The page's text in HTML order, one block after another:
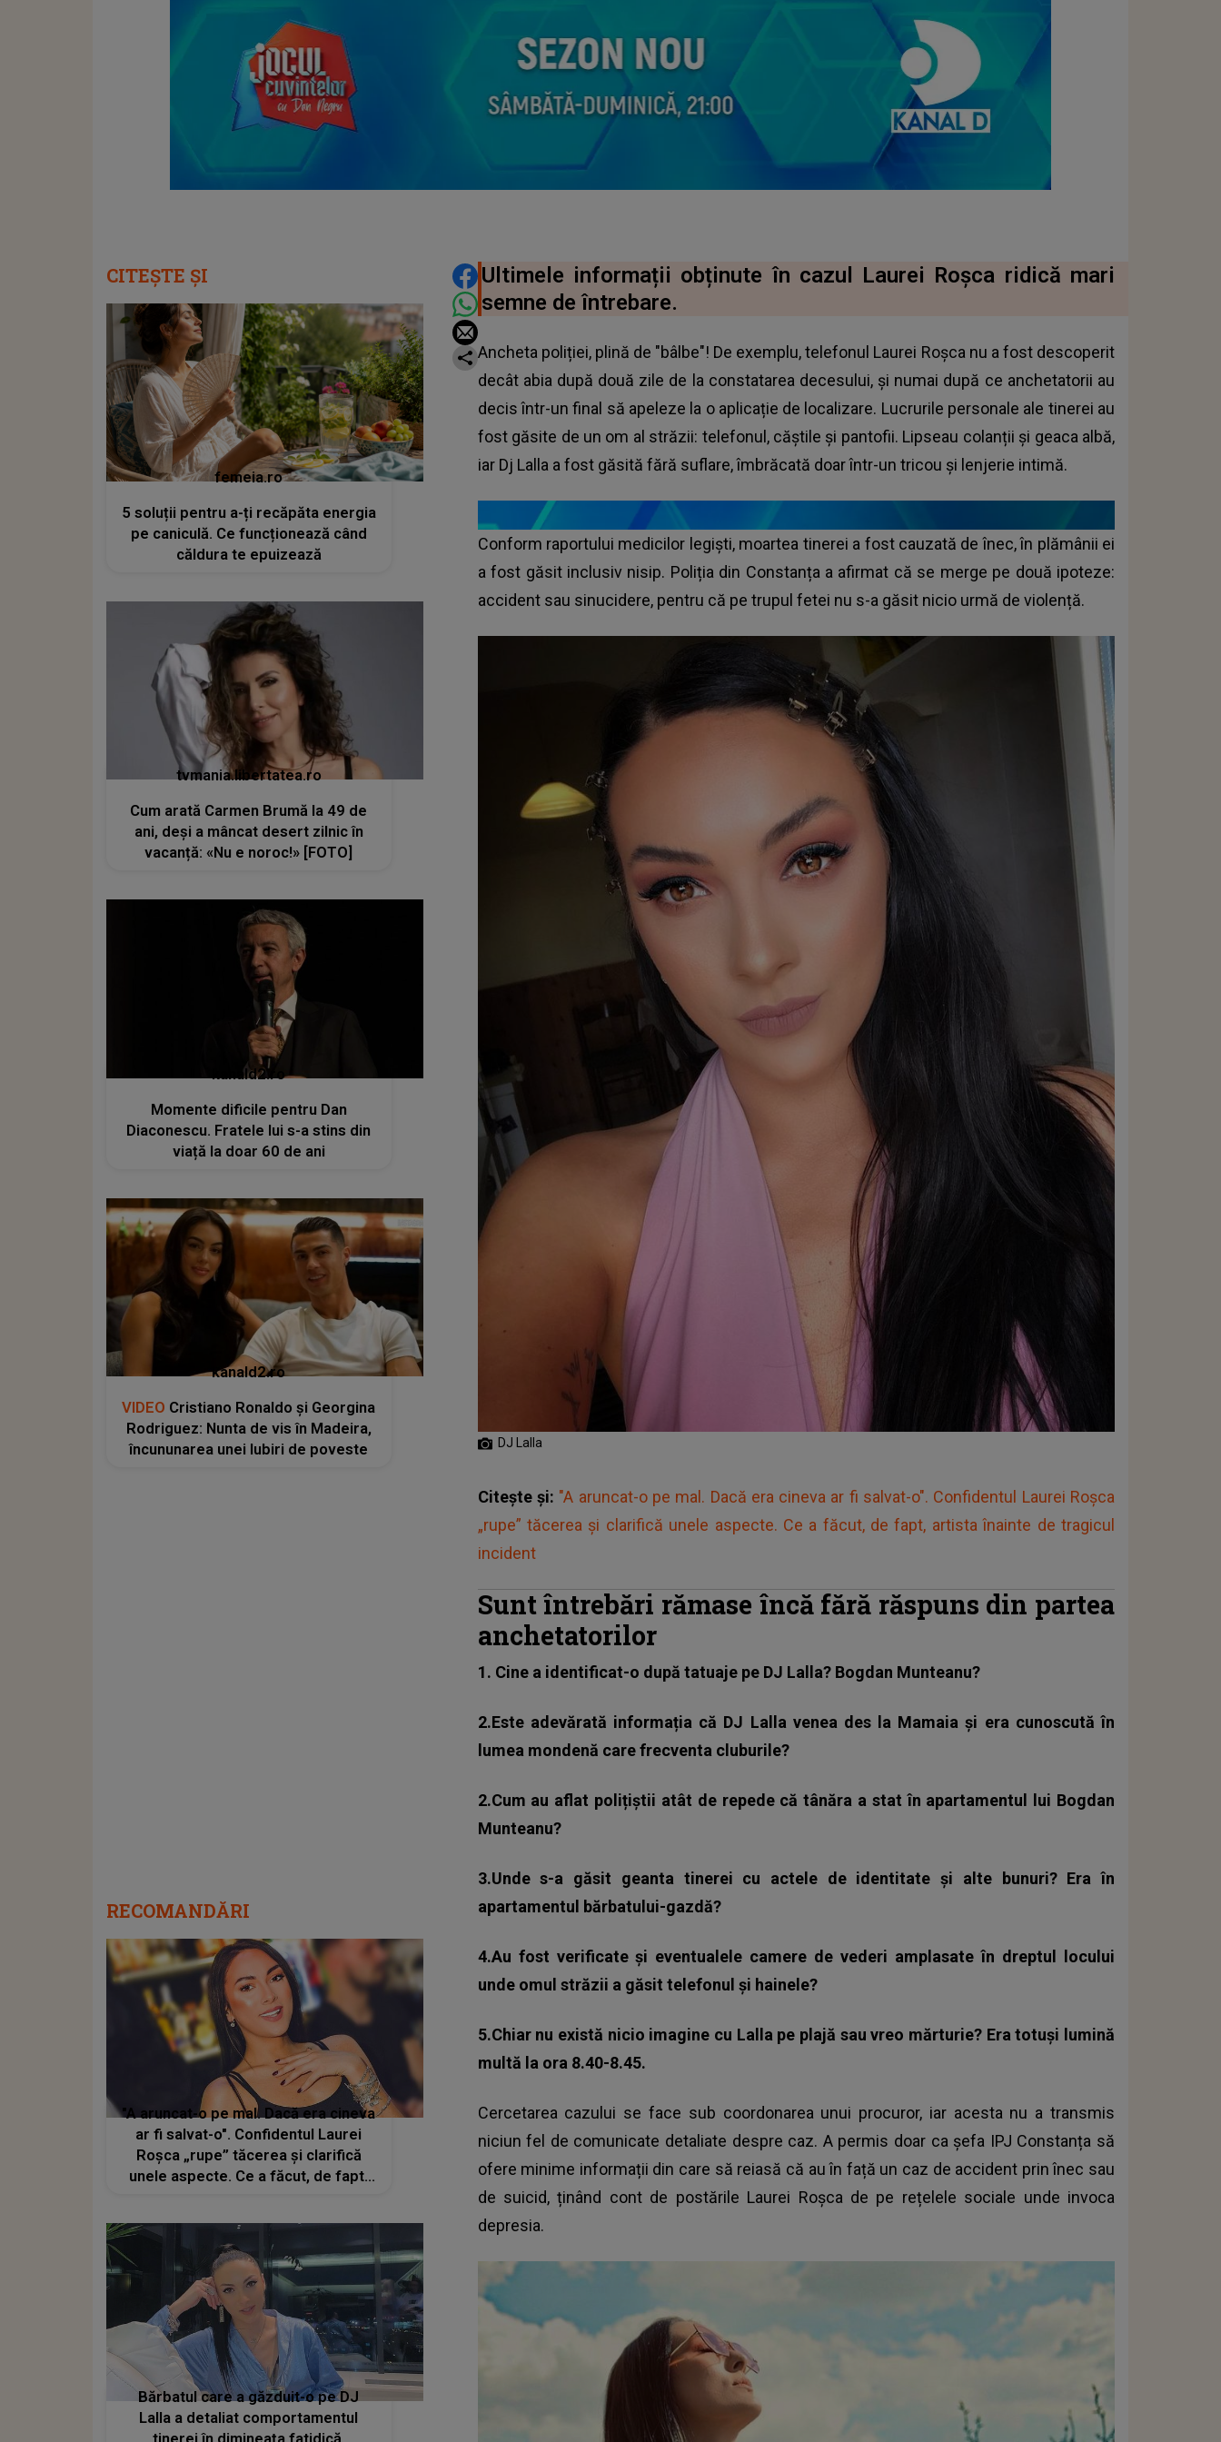
DISTRIBUIE ARTICOLUL
Ultimele informații obținute în cazul Laurei Roșca ridică mari
semne de întrebare.
Ancheta poliției, plină de "bâlbe"! De exemplu, telefonul Laurei Roșca nu a fost descoperit
decât abia după două zile de la constatarea decesului, și numai după ce anchetatorii au
decis într-un final să apeleze la o aplicație de localizare. Lucrurile personale ale tinerei au
fost găsite de un om al străzii: telefonul, căștile și pantofii. Lipseau colanții și geaca albă,
iar Dj Lalla a fost găsită fără suflare, îmbrăcată doar într-un tricou și lenjerie intimă.
Conform raportului medicilor legiști, moartea tinerei a fost cauzată de înec, în plămânii ei
a fost găsit inclusiv nisip. Poliția din Constanța a afirmat că se merge pe două ipoteze:
accident sau sinucidere, pentru că pe trupul fetei nu s-a găsit nicio urmă de violență.
DJ Lalla
Citește și: "A aruncat-o pe mal. Dacă era cineva ar fi salvat-o". Confidentul Laurei Roșca
„rupe” tăcerea și clarifică unele aspecte. Ce a făcut, de fapt, artista înainte de tragicul
incident
Sunt întrebări rămase încă fără răspuns din partea
anchetatorilor
1. Cine a identificat-o după tatuaje pe DJ Lalla? Bogdan Munteanu?
2.Este adevărată informația că DJ Lalla venea des la Mamaia și era cunoscută în
lumea mondenă care frecventa cluburile?
2.Cum au aflat polițiștii atât de repede că tânăra a stat în apartamentul lui Bogdan
Munteanu?
3.Unde s-a găsit geanta tinerei cu actele de identitate și alte bunuri? Era în
apartamentul bărbatului-gazdă?
4.Au fost verificate și eventualele camere de vederi amplasate în dreptul locului
unde omul străzii a găsit telefonul și hainele?
5.Chiar nu există nicio imagine cu Lalla pe plajă sau vreo mărturie? Era totuși lumină
multă la ora 8.40-8.45.
Cercetarea cazului se face sub coordonarea unui procuror, iar acesta nu a transmis
niciun fel de comunicate detaliate despre caz. A permis doar ca șefa IPJ Constanța să
ofere minime informații din care să reiasă că au în față un caz de accident prin înec sau
de suicid, ținând cont de postările Laurei Roșcade pe rețelele sociale unde invoca
depresia.
CITEȘTE ȘI
femeia.ro
5 soluții pentru a-ți recăpăta energia
pe caniculă. Ce funcționează când
căldura te epuizează
tvmania.libertatea.ro
Cum arată Carmen Brumă la 49 de
ani, deși a mâncat desert zilnic în
vacanță: «Nu e noroc!» [FOTO]
kanald2.ro
Momente dificile pentru Dan
Diaconescu. Fratele lui s-a stins din
viață la doar 60 de ani
kanald2.ro
VIDEO Cristiano Ronaldo și Georgina
Rodriguez: Nunta de vis în Madeira,
încununarea unei Iubiri de poveste
RECOMANDĂRI
"A aruncat-o pe mal. Dacă era cineva
ar fi salvat-o". Confidentul Laurei
Roșca „rupe” tăcerea și clarifică
unele aspecte. Ce a făcut, de fapt,
Bărbatul care a găzduit-o pe DJ
Lalla a detaliat comportamentul